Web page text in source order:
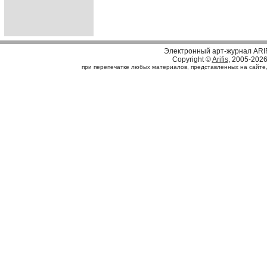
Электронный арт-журнал
Copyright ©Arifis, 2005-2026
при перепечатке любых материалов, представленных на